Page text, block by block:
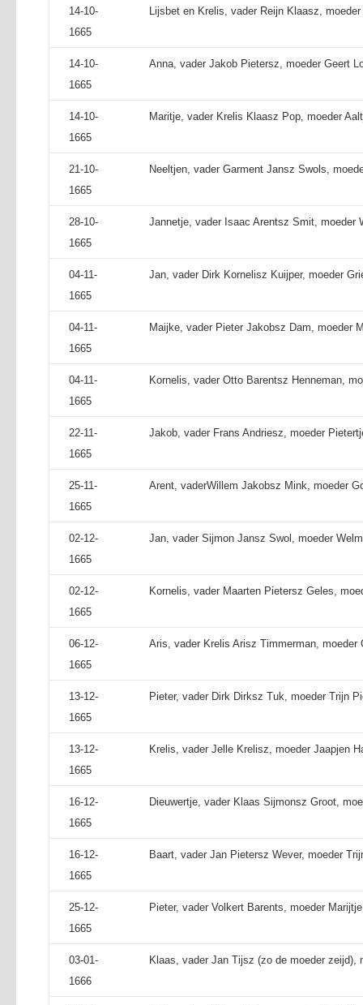
14-10-
1665
Lijsbet en Krelis, vader Reijn Klaasz,
14-10-
1665
Anna, vader Jakob Pietersz, moeder Geert
14-10-
1665
Maritje, vader Krelis Klaasz Pop, moeder
21-10-
1665
Neeltjen, vader Garment Jansz Swols,
28-10-
1665
Jannetje, vader Isaac Arentsz Smit, moeder
04-11-
1665
Jan, vader Dirk Kornelisz Kuijper, moeder
04-11-
1665
Maijke, vader Pieter Jakobsz Dam, moeder
04-11-
1665
Kornelis, vader Otto Barentsz Henneman,
22-11-
1665
Jakob, vader Frans Andriesz, moeder
25-11-
1665
Arent, vaderWillem Jakobsz Mink, moeder
02-12-
1665
Jan, vader Sijmon Jansz Swol, moeder
02-12-
1665
Kornelis, vader Maarten Pietersz Geles,
06-12-
1665
Aris, vader Krelis Arisz Timmerman, moeder
13-12-
1665
Pieter, vader Dirk Dirksz Tuk, moeder Trijn
13-12-
1665
Krelis, vader Jelle Krelisz, moeder Jaapjen
16-12-
1665
Dieuwertje, vader Klaas Sijmonsz Groot,
16-12-
1665
Baart, vader Jan Pietersz Wever, moeder
25-12-
1665
Pieter, vader Volkert Barents, moeder
03-01-
1666
Klaas, vader Jan Tijsz (zo de moeder zeijd),